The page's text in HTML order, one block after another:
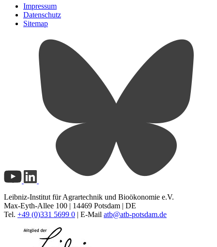
Impressum
Datenschutz
Sitemap
Leibniz-Institut für Agrartechnik und Bioökonomie e.V.
Max-Eyth-Allee 100 | 14469 Potsdam | DE
Tel. +49 (0)331 5699 0 | E-Mail atb@atb-potsdam.de